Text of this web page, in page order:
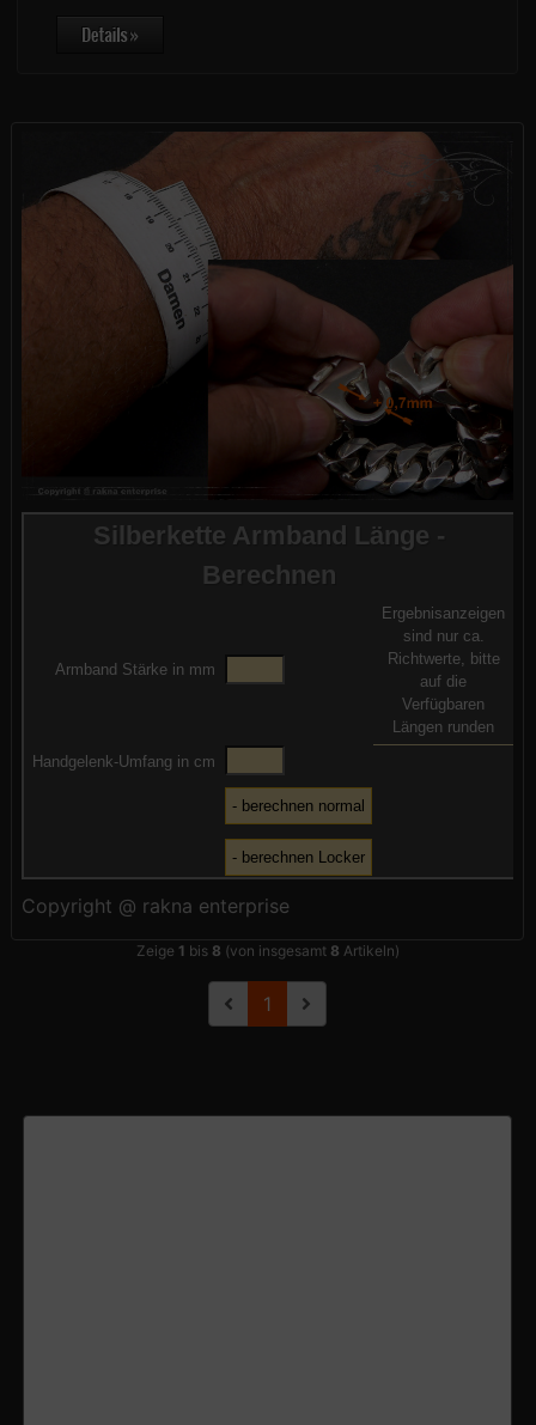
Silberkette Armband Länge -
Berechnen
Armband Stärke in mm
Ergebnisanzeigen
sind nur ca.
Richtwerte, bitte
auf die
Verfügbaren
Längen runden
Handgelenk-Umfang in cm
Copyright @ rakna enterprise
Zeige 1 bis 8 (von insgesamt 8 Artikeln)
1